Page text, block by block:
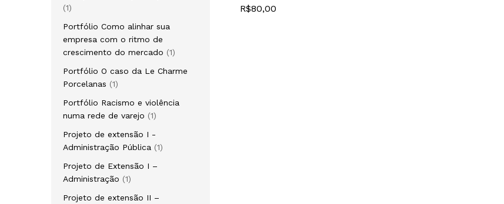
R$80,00
R$80,00
11
Portfólio Como alinhar sua
empresa com o ritmo de
crescimento do mercado
11
Portfólio O caso da Le Charme
Porcelanas
11
Portfólio Racismo e violência
numa rede de varejo
11
Projeto de extensão I -
Administração Pública
11
Projeto de Extensão I –
Administração
11
Projeto de extensão II –